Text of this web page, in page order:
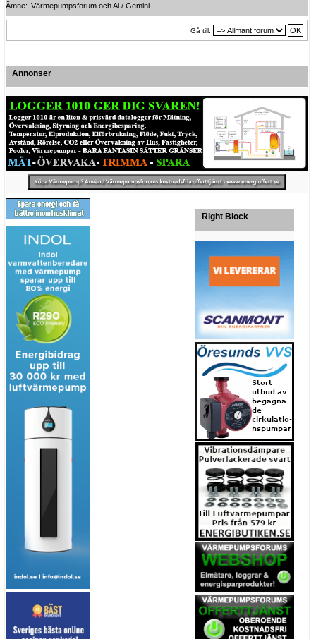
Ämne: Värmepumpsforum och Ai / Gemini
Gå till:
Annonser
Right Block